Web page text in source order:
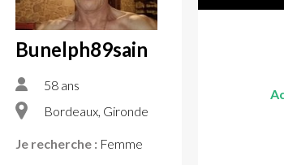
Bunelph89sain
58 ans
Bordeaux, Gironde
Je recherche : Femme